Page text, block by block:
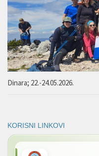
Dinara; 22.-24.05.2026.
KORISNI LINKOVI